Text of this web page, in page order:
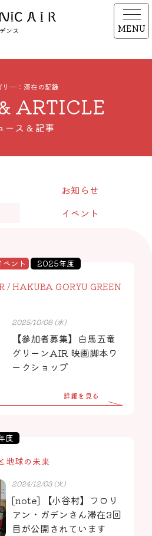
ンス MENU
リ―：滞在の記録
ARTICLE
ース & 記事
お知らせ
イベント
ベント 2025年度
/ HAKUBA GORYU GREEN
2025/10/08 (水)
【参加者募集】白馬五竜
グリーンAIR 映画脚本ワ
ークショップ
詳細を見る
度
地球の未来
2024/12/03 (火)
[note] 【小谷村】フロリ
アン・ガデンさん滞在3回
目が公開されています